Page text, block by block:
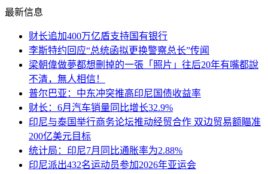
最新信息
财长追加400万亿盾支持国有银行
李斯特约回应“总统函拟更换警察总长”传闻
梁朝偉做夢都想刪掉的一張「照片」往后20年有嘴都說
不清，無人相信！
普尔巴亚：中东冲突推高印尼国债收益率
财长：6月汽车销量同比增长32.9%
印尼与泰国举行商务论坛推动经贸合作 双边贸易额瞄准
200亿美元目标
统计局：印尼7月同比通胀率为2.88%
印尼派出432名运动员参加2026年亚运会